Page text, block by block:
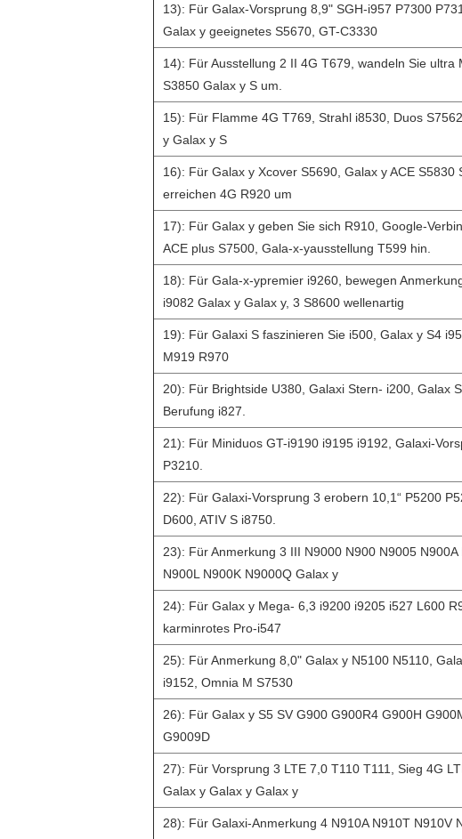
13): Für Galax-Vorsprung 8,9" SGH-i957 P7300
Galax y geeignetes S5670, GT-C3330
14): Für Ausstellung 2 II 4G T679, wandeln Sie
S3850 Galax y S um.
15): Für Flamme 4G T769, Strahl i8530, Duos
y Galax y S
16): Für Galax y Xcover S5690, Galax y ACE
erreichen 4G R920 um
17): Für Galax y geben Sie sich R910, Google-
ACE plus S7500, Gala-x-yausstellung T599 hin.
18): Für Gala-x-ypremier i9260, bewegen
i9082 Galax y Galax y, 3 S8600 wellenartig
19): Für Galaxi S faszinieren Sie i500, Galax y S4
M919 R970
20): Für Brightside U380, Galaxi Stern- i200, Galax
Berufung i827.
21): Für Miniduos GT-i9190 i9195 i9192, Galaxi-
P3210.
22): Für Galaxi-Vorsprung 3 erobern 10,1“ P5200
D600, ATIV S i8750.
23): Für Anmerkung 3 III N9000 N900 N9005
N900L N900K N9000Q Galax y
24): Für Galax y Mega- 6,3 i9200 i9205 i527 L600
karminrotes Pro-i547
25): Für Anmerkung 8,0" Galax y N5100 N5110,
i9152, Omnia M S7530
26): Für Galax y S5 SV G900 G900R4 G900H
G9009D
27): Für Vorsprung 3 LTE 7,0 T110 T111, Sieg 4G
Galax y Galax y Galax y
28): Für Galaxi-Anmerkung 4 N910A N910T N910V